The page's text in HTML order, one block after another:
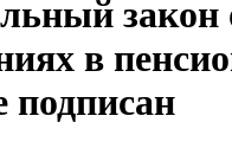
закон
в
подписан